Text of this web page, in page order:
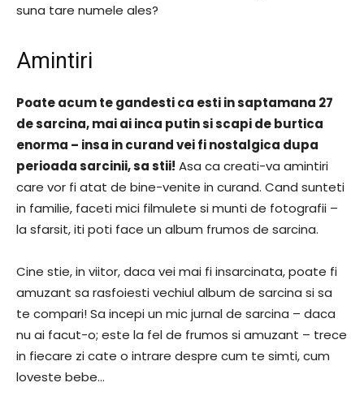
suna tare numele ales?
Amintiri
Poate acum te gandesti ca esti in saptamana 27
de sarcina, mai ai inca putin si scapi de burtica
enorma – insa in curand vei fi nostalgica dupa
perioada sarcinii, sa stii! Asa ca creati-va amintiri
care vor fi atat de bine-venite in curand. Cand sunteti
in familie, faceti mici filmulete si munti de fotografii –
la sfarsit, iti poti face un album frumos de sarcina.
Cine stie, in viitor, daca vei mai fi insarcinata, poate fi
amuzant sa rasfoiesti vechiul album de sarcina si sa
te compari! Sa incepi un mic jurnal de sarcina – daca
nu ai facut-o; este la fel de frumos si amuzant – trece
in fiecare zi cate o intrare despre cum te simti, cum
loveste bebe…